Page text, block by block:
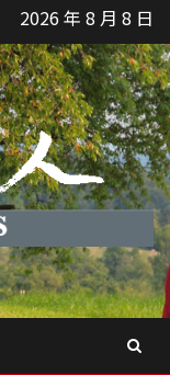
2026 年 8 月 8 日